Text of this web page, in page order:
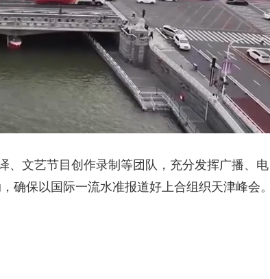
文艺节目创作录制等团队，充分发挥广播、电
确保以国际一流水准报道好上合组织天津峰会。